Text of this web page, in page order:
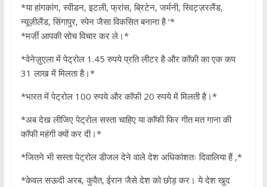
*या हांगकांग, स्वीडन, इटली, फ्रांस, ब्रिटेन, जर्मनी, स्विट्ज़रलैंड,
न्यूज़ीलैंड, सिंगापुर, स्पेन जैसा विकसित बनाना है ‘*
*मर्जी आपकी सोच विचार कर ले।*
*वेनेज़ुएला में पेट्रोल 1.45 रुपये प्रति लीटर है और कॉफ़ी का एक कप
31 लाख में मिलता है।*
*भारत में पेट्रोल 100 रुपये और कॉफी 20 रुपये में मिलती है।*
*अब देख लीजिए पेट्रोल सस्ता चाहिए या कॉफी फिर गीत मत गाना की
कॉफी महंगी क्यों कर दी।*
*जितने भी सस्ता पेट्रोल डीजल देने वाले देश अधिकांशतः दिवालिया हैं ,*
*केवल सऊदी अरब, कुवैत, ईरान जैसे देश को छोड़ कर। ये देश खुद